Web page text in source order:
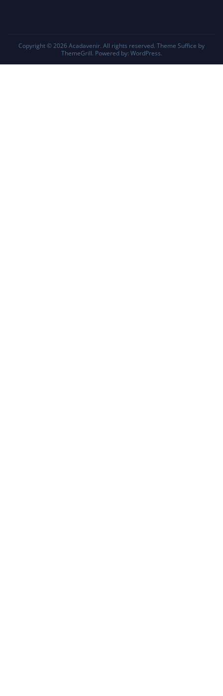
Copyright © 2026Acadavenir. All rights reserved. Theme Suffice by
ThemeGrill. Powered by: WordPress.